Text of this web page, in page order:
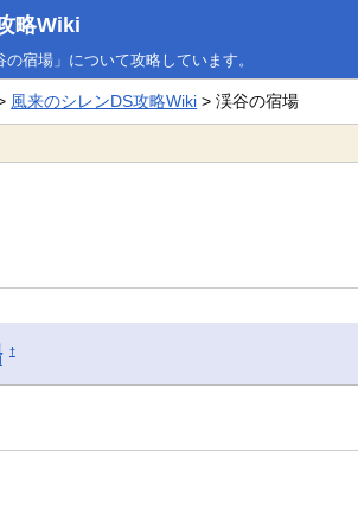
略Wiki
宿場」について攻略しています。
風来のシレンDS攻略Wiki > 渓谷の宿場
†